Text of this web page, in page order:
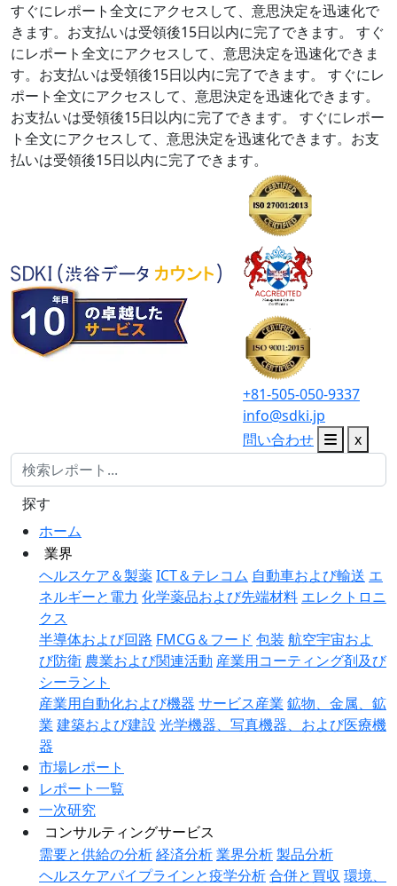
すぐにレポート全文にアクセスして、意思決定を迅速化で
きます。お支払いは受領後15日以内に完了できます。
すぐ
にレポート全文にアクセスして、意思決定を迅速化できま
す。お支払いは受領後15日以内に完了できます。
すぐにレ
ポート全文にアクセスして、意思決定を迅速化できます。
お支払いは受領後15日以内に完了できます。
すぐにレポー
ト全文にアクセスして、意思決定を迅速化できます。お支
払いは受領後15日以内に完了できます。
+81-505-050-9337
info@sdki.jp
問い合わせ
x
ホーム
業界
ヘルスケア＆製薬ICT＆テレコム 自動車および輸送 エ
ネルギーと電力 化学薬品および先端材料 エレクトロニ
クス
半導体および回路 FMCG＆フード 包装 航空宇宙およ
び防衛 農業および関連活動 産業用コーティング剤及び
シーラント
産業用自動化および機器 サービス産業 鉱物、金属、鉱
業 建築および建設 光学機器、写真機器、および医療機
器
市場レポート
レポート一覧
一次研究
コンサルティングサービス
需要と供給の分析経済分析業界分析製品分析
ヘルスケアパイプラインと疫学分析合併と買収 環境、
探す